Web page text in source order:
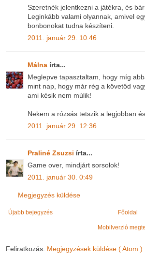
Szeretnék jelentkezni a játékra, és
Leginkább valami olyannak, amivel
bonbonokat tudna készíteni.
2011. január 29. 10:46
Málna írta...
Meglepve tapasztaltam, hogy míg
mint nap, hogy már rég a követőd
ami késik nem múlik!
Nekem a rózsás tetszik a legjobban
2011. január 29. 12:36
Praliné Zsuzsi írta...
Game over, mindjárt sorsolok!
2011. január 30. 0:49
Megjegyzés küldése
Újabb bejegyzés Főoldal
Mobilverzió
Feliratkozás: Megjegyzések küldése ( Atom )